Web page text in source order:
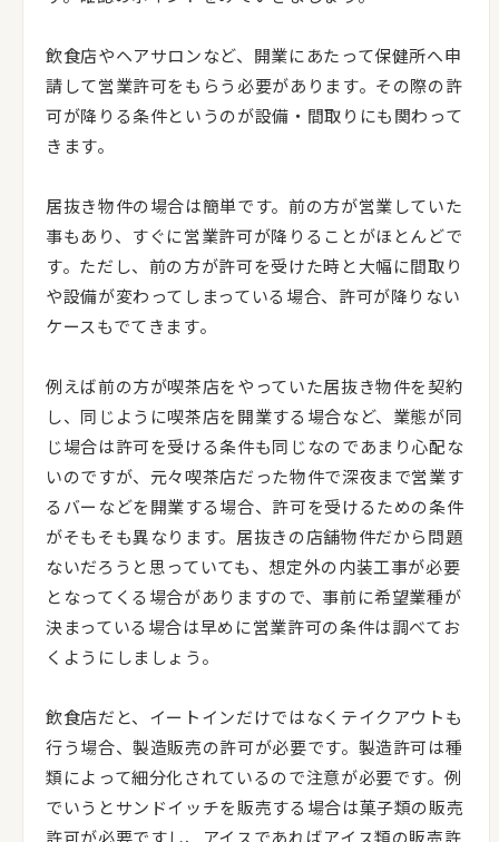
飲食店やヘアサロンなど、開業にあたって保健所へ申
請して営業許可をもらう必要があります。その際の許
可が降りる条件というのが設備・間取りにも関わって
きます。
居抜き物件の場合は簡単です。前の方が営業していた
事もあり、すぐに営業許可が降りることがほとんどで
す。ただし、前の方が許可を受けた時と大幅に間取り
や設備が変わってしまっている場合、許可が降りない
ケースもでてきます。
例えば前の方が喫茶店をやっていた居抜き物件を契約
し、同じように喫茶店を開業する場合など、業態が同
じ場合は許可を受ける条件も同じなのであまり心配な
いのですが、元々喫茶店だった物件で深夜まで営業す
るバーなどを開業する場合、許可を受けるための条件
がそもそも異なります。居抜きの店舗物件だから問題
ないだろうと思っていても、想定外の内装工事が必要
となってくる場合がありますので、事前に希望業種が
決まっている場合は早めに営業許可の条件は調べてお
くようにしましょう。
飲食店だと、イートインだけではなくテイクアウトも
行う場合、製造販売の許可が必要です。製造許可は種
類によって細分化されているので注意が必要です。例
でいうとサンドイッチを販売する場合は菓子類の販売
許可が必要ですし、アイスであればアイス類の販売許